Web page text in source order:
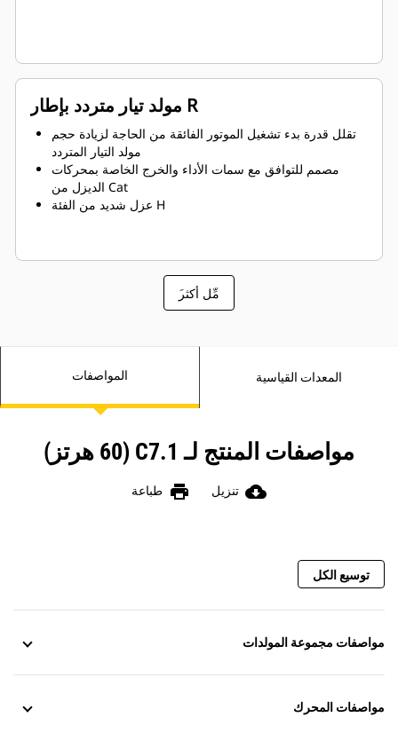
مولد تيار متردد بإطار R
تقلل قدرة بدء تشغيل الموتور الفائقة من الحاجة لزيادة حجم
مولد التيار المتردد
مصمم للتوافق مع سمات الأداء والخرج الخاصة بمحركات
الديزل من Cat
عزل شديد من الفئة H
َمِّل أكثر
المواصفات المعدات القياسية
مواصفات المنتج لـ C7.1 (60 هرتز)
cloud_download تنزيل print طباعة
توسيع الكل
مواصفات مجموعة المولدات
مواصفات المحرك